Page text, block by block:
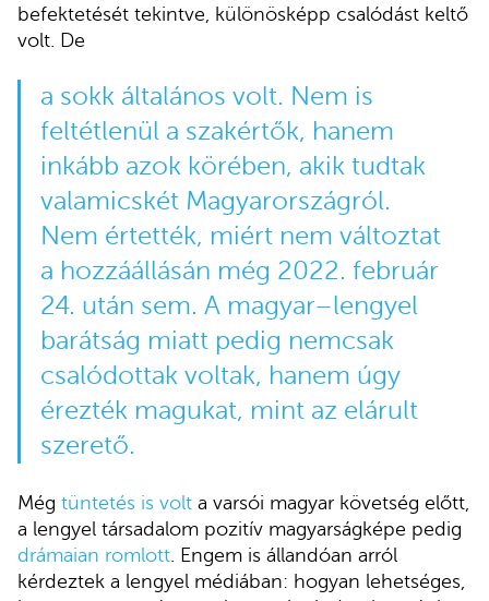
befektetését tekintve, különösképp csalódást keltő
volt. De
a sokk általános volt. Nem is
feltétlenül a szakértők, hanem
inkább azok körében, akik tudtak
valamicskét Magyarországról.
Nem értették, miért nem változtat
a hozzáállásán még 2022. február
24. után sem. A magyar–lengyel
barátság miatt pedig nemcsak
csalódottak voltak, hanem úgy
érezték magukat, mint az elárult
szerető.
Még tüntetés is volt a varsói magyar követség előtt,
a lengyel társadalom pozitív magyarságképe pedig
drámaian romlott . Engem is állandóan arról
kérdeztek a lengyel médiában: hogyan lehetséges,